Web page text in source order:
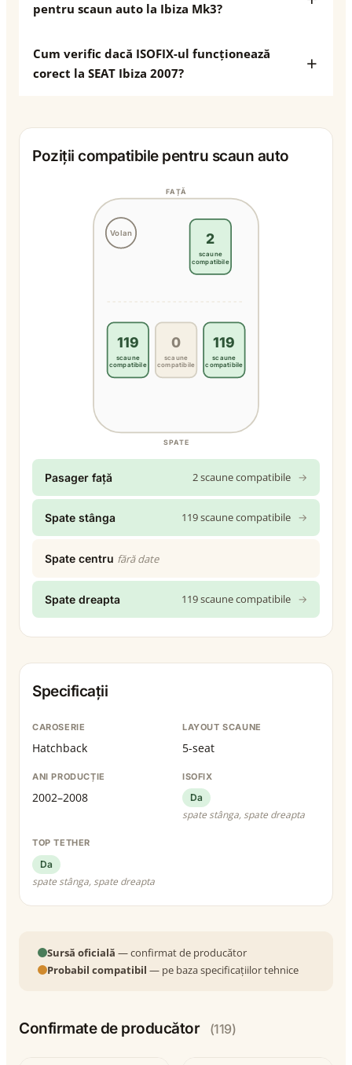
pentru scaun auto la Ibiza Mk3?
Cum verific dacă ISOFIX-ul funcționează
corect la SEAT Ibiza 2007?
Poziții compatibile pentru scaun auto
Volan
FAȚĂ
SPATE
2
scaune
compatibile
119
scaune
compatibile
0
scaune
compatibile
119
scaune
compatibile
Pasager față 2 scaune compatibile →
Spate stânga 119 scaune compatibile →
Spate centru fără date
Spate dreapta 119 scaune compatibile →
Specificații
CAROSERIE
Hatchback
LAYOUT SCAUNE
5-seat
ANI PRODUCȚIE
2002–2008
ISOFIX
Da
spate stânga, spate dreapta
TOP TETHER
Da
spate stânga, spate dreapta
Sursă oficială — confirmat de producător
Probabil compatibil — pe baza specificațiilor tehnice
Confirmate de producător (119)